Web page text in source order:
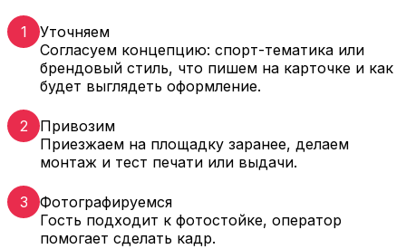
1
Уточняем
Согласуем концепцию: спорт-тематика или
брендовый стиль, что пишем на карточке и как
будет выглядеть оформление.
2
Привозим
Приезжаем на площадку заранее, делаем
монтаж и тест печати или выдачи.
3
Фотографируемся
Гость подходит к фотостойке, оператор
помогает сделать кадр.